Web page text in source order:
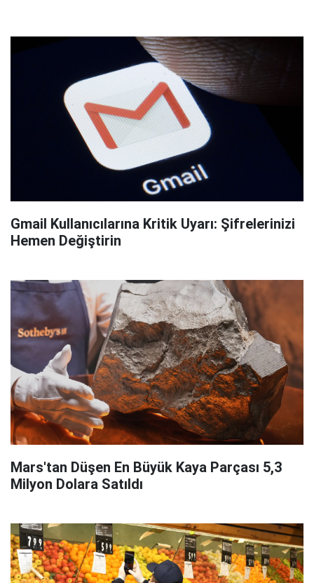
Gmail Kullanıcılarına Kritik Uyarı: Şifrelerinizi
Hemen Değiştirin
Mars'tan Düşen En Büyük Kaya Parçası 5,3
Milyon Dolara Satıldı